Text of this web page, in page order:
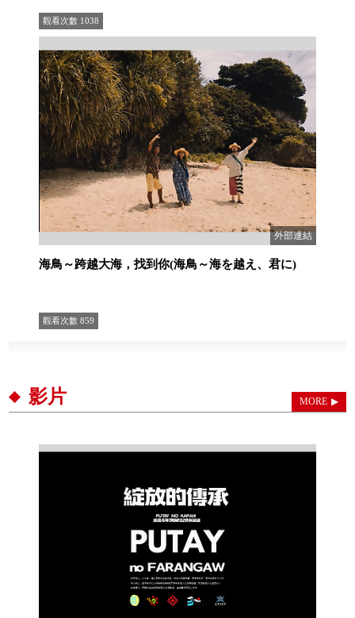
觀看次數 1038
外部連結
海鳥～跨越大海，找到你(海鳥～海を越え、君に)
觀看次數 859
影片 MORE ▶